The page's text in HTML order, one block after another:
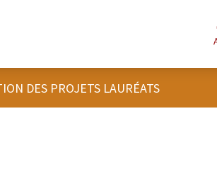
DES PROJETS LAURÉATS